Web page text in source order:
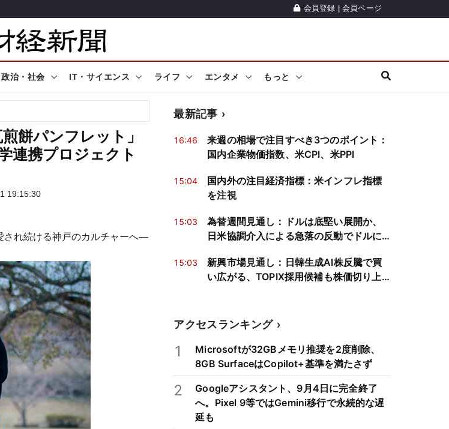
会員登録 会員ページ
政治・社会 IT・サイエンス ライフ エンタメ もっと
餅パンフレット」
連携プロジェクト
19:15:30
れ続ける神戸のカルチャーへ―
最新記事
16:46
来週の相場で注目すべき3つのポイント：
国内企業物価指数、米CPI、米PPI
15:04
国内外の注目経済指標：米インフレ指標
を注視
15:03
為替週間見通し：ドルは底堅い展開か、
日米協調介入による急落の反動でドルに
15:03
新興市場見通し：日韓生成AI株反騰で買
い広がる、TOPIX採用候補も株価切り上
アクセスランキング
1
Microsoftが32GBメモリ推奨を2度削除、
8GB SurfaceはCopilot+基準を満たさず
2
Googleアシスタント、9月4日に完全終了
へ。Pixel 9等ではGemini移行で永続的な遅
延も